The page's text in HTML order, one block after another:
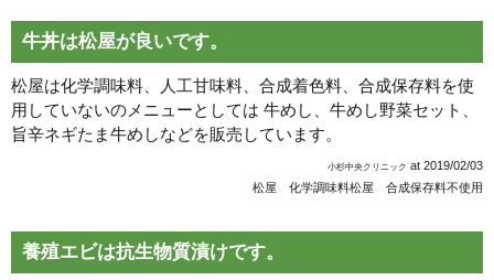
牛丼は松屋が良いです。
松屋は化学調味料、人工甘味料、合成着色料、合成保存料を使
用していないのメニューとしては 牛めし、牛めし野菜セット、
旨辛ネギたま牛めしなどを販売しています。
小杉中央クリニック at 2019/02/03
松屋 化学調味料松屋 合成保存料不使用
養殖エビは抗生物質漬けです。